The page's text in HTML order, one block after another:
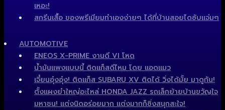
เหอะ!
สกรีนเสื้อ ของพรีเมียมทำเองง่ายๆ ได้ที่บ้านสอยไดซับแจ่มๆ
AUTOMOTIVE
ENEOS X-PRIME งานดี VI โหด
น้ำมันแพงแบบนี้ ติดแก็สดีไหม โดย แอดแมว
เจี๋ยนอุ๋งอุ๋ง! ติดแก็ส SUBARU XV ติดได้ วิ่งได้มั้ย มาดูกัน!
ตั้งแผงยำใหญ่อะไหล่ HONDA JAZZ รถเล็กย้ายบ้านขวัญใจ
มหาชน! แต่งนิดอร่อยมาก แต่งมากก็ซิ่งสนุกสะใจ!